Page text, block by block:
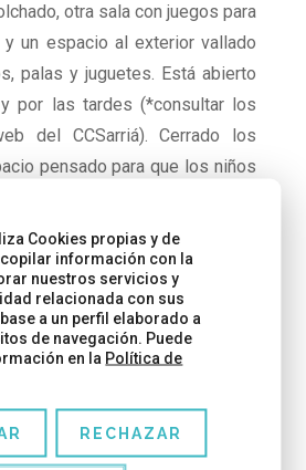
otra sala con juegos para
un espacio al exterior vallado
palas y juguetes. Está abierto
por las tardes (*consultar los
del CCSarriá). Cerrado los
pensado para que los niños
otros niños y adultos en un
Cookies propias y de
información con la
nuestros servicios y
relacionada con sus
a un perfil elaborado a
de navegación. Puede
en la Política de
RECHAZAR